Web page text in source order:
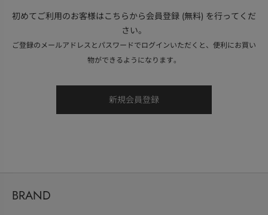
初めてご利用のお客様はこちらから会員登録 (無料) を行ってくだ
さい。
ご登録のメールアドレスとパスワードでログインいただくと、便利にお買い
物ができるようになります。
BRAND